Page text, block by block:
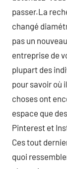
passer.La
changé
pas un
entreprise de
plupart des
pour savoir où
choses ont
espace que
Pinterest et
Ces tout
quoi